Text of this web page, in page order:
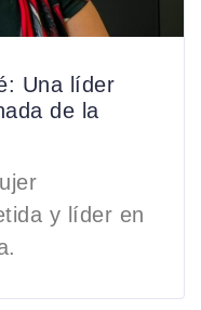
Una líder
de la
y líder en